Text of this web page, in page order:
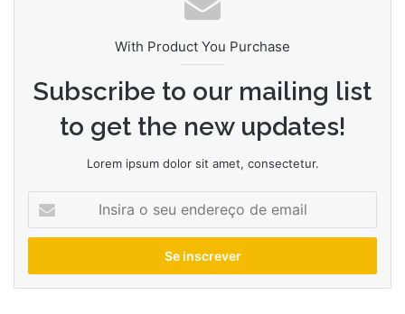
With Product You Purchase
Subscribe to our mailing list
to get the new updates!
Lorem ipsum dolor sit amet, consectetur.
seu
de
email